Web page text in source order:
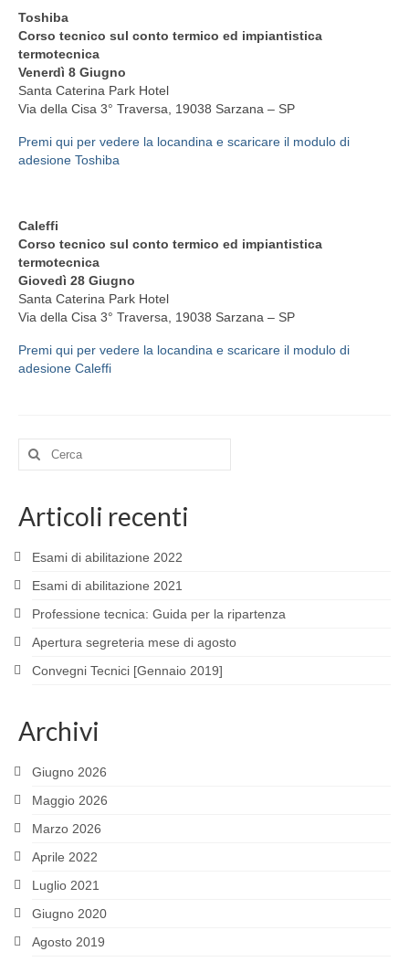
Servizi agli iscritti
EPPI (Previdenza P. I.)
Richiesta PEC e Firma Digitale
Offerta Formativa
Convenzioni Università
CNPI
Regulated professions in the EU
Toshiba
Corso tecnico sul conto termico ed impiantistica
termotecnica
Venerdì 8 Giugno
Santa Caterina Park Hotel
Via della Cisa 3° Traversa, 19038 Sarzana – SP
Premi qui per vedere la locandina e scaricare il modulo di
adesione Toshiba
Caleffi
Corso tecnico sul conto termico ed impiantistica
termotecnica
Giovedì 28 Giugno
Santa Caterina Park Hotel
Via della Cisa 3° Traversa, 19038 Sarzana – SP
Premi qui per vedere la locandina e scaricare il modulo di
adesione Caleffi
Cerca:
Articoli recenti
Esami di abilitazione 2022
Esami di abilitazione 2021
Professione tecnica: Guida per la ripartenza
Apertura segreteria mese di agosto
Convegni Tecnici [Gennaio 2019]
Archivi
Giugno 2026
Maggio 2026
Marzo 2026
Aprile 2022
Luglio 2021
Giugno 2020
Agosto 2019